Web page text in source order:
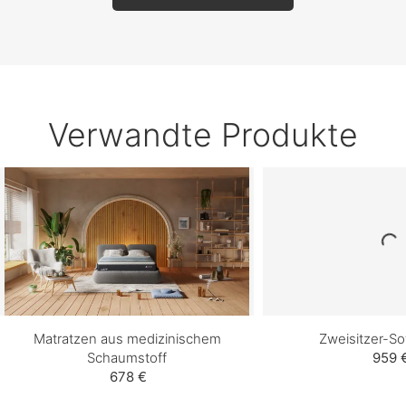
Verwandte Produkte
Matratzen aus medizinischem
Schaumstoff
678 €
Zweisitzer-
959